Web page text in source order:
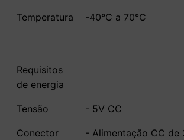
Temperatura -40°C a 70°C
Requisitos
de energia
Tensão - 5V CC
Conector
- Alimentação CC de